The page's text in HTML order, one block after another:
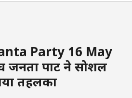
Party 16 May
पार्टी ने सोशल
तहलका